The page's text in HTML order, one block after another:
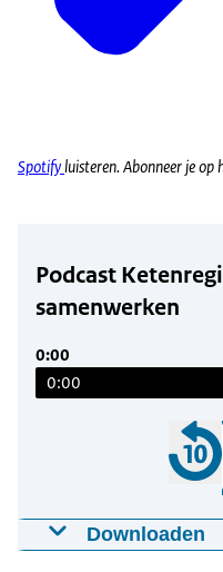
Spotifyluisteren. Abonneer je op
Podcast
samenwerken
0:00
0:00
Downloaden